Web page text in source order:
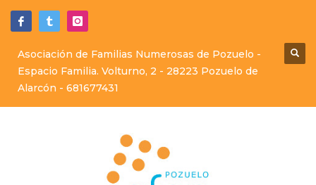
Asociación de Familias Numerosas de Pozuelo -
Espacio Familia. Volturno, 2 - 28223 Pozuelo de
Alarcón - 681677431